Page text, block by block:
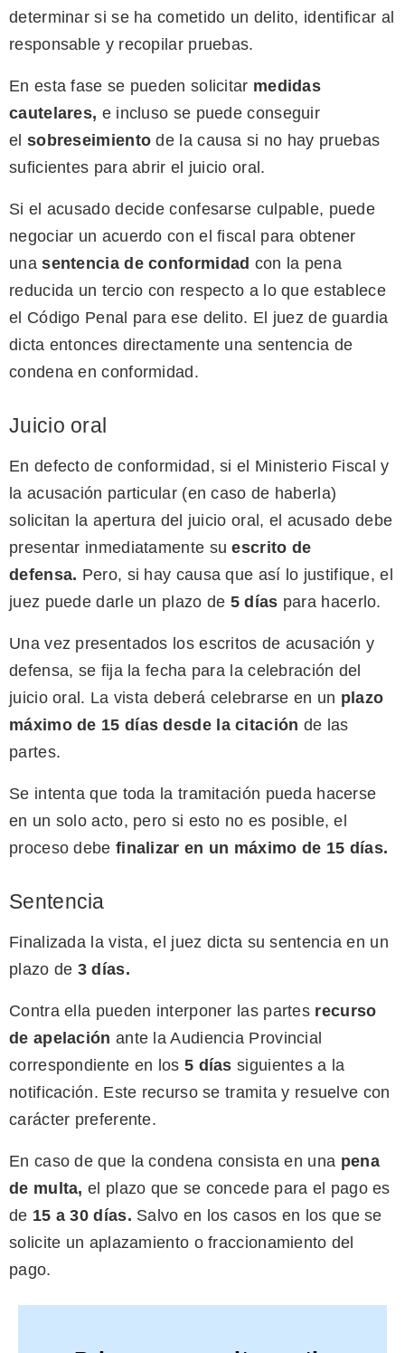
determinar si se ha cometido un delito, identificar al
responsable y recopilar pruebas.
En esta fase se pueden solicitar medidas
cautelares, e incluso se puede conseguir
el sobreseimiento de la causa si no hay pruebas
suficientes para abrir el juicio oral.
Si el acusado decide confesarse culpable, puede
negociar un acuerdo con el fiscal para obtener
unasentencia de conformidad con la pena
reducida un tercio con respecto a lo que establece
el Código Penal para ese delito. El juez de guardia
dicta entonces directamente una sentencia de
condena en conformidad.
Juicio oral
En defecto de conformidad, si el Ministerio Fiscal y
la acusación particular (en caso de haberla)
solicitan la apertura del juicio oral, el acusado debe
presentar inmediatamente su escrito de
defensa. Pero, si hay causa que así lo justifique, el
juez puede darle un plazo de 5 días para hacerlo.
Una vez presentados los escritos de acusación y
defensa, se fija la fecha para la celebración del
juicio oral. La vista deberá celebrarse en un plazo
máximo de 15 días desde la citación de las
partes.
Se intenta que toda la tramitación pueda hacerse
en un solo acto, pero si esto no es posible, el
proceso debe finalizar en un máximo de 15 días.
Sentencia
Finalizada la vista, el juez dicta su sentencia en un
plazo de 3 días.
Contra ella pueden interponer las partes recurso
de apelación ante la Audiencia Provincial
correspondiente en los 5 díassiguientes a la
notificación. Este recurso se tramita y resuelve con
carácter preferente.
En caso de que la condena consista en una pena
de multa, el plazo que se concede para el pago es
de 15 a 30 días. Salvo en los casos en los que se
solicite un aplazamiento o fraccionamiento del
pago.